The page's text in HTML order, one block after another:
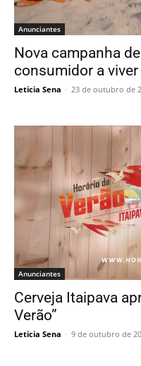
Anunciantes
Nova campanha
consumidor a
Leticia Sena - 23 de outubro de
Anunciantes
Cerveja Itaipava
Verão”
Leticia Sena - 9 de outubro de